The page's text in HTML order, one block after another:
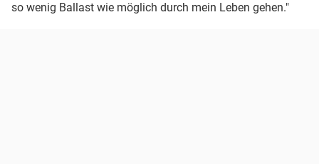
so wenig Ballast wie möglich durch mein Leben gehen."